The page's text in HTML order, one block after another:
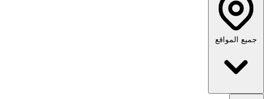
جميع المواقع